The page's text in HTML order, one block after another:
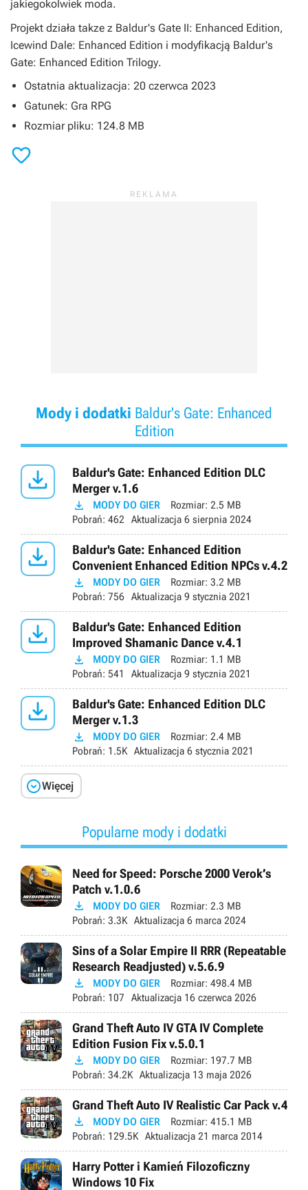
jakiegokolwiek moda.
Projekt działa takze z Baldur's Gate II: Enhanced Edition,
Icewind Dale: Enhanced Edition i modyfikacją Baldur's
Gate: Enhanced Edition Trilogy.
Ostatnia aktualizacja: 20 czerwca 2023
Gatunek: Gra RPG
Rozmiar pliku: 124.8 MB

Mody i dodatki Baldur's Gate: Enhanced
Edition

Baldur's Gate: Enhanced Edition DLC
Merger v.1.6
 MODY DO GIER Rozmiar: 2.5 MB
Pobrań: 462 Aktualizacja 6 sierpnia 2024

Baldur's Gate: Enhanced Edition
Convenient Enhanced Edition NPCs v.4.2
 MODY DO GIER Rozmiar: 3.2 MB
Pobrań: 756 Aktualizacja 9 stycznia 2021

Baldur's Gate: Enhanced Edition
Improved Shamanic Dance v.4.1
 MODY DO GIER Rozmiar: 1.1 MB
Pobrań: 541 Aktualizacja 9 stycznia 2021

Baldur's Gate: Enhanced Edition DLC
Merger v.1.3
 MODY DO GIER Rozmiar: 2.4 MB
Pobrań: 1.5K Aktualizacja 6 stycznia 2021
Więcej
Popularne mody i dodatki
Need for Speed: Porsche 2000 Verok’s
Patch v.1.0.6
 MODY DO GIER Rozmiar: 2.3 MB
Pobrań: 3.3K Aktualizacja 6 marca 2024
Sins of a Solar Empire II RRR (Repeatable
Research Readjusted) v.5.6.9
 MODY DO GIER Rozmiar: 498.4 MB
Pobrań: 107 Aktualizacja 16 czerwca 2026
Grand Theft Auto IV GTA IV Complete
Edition Fusion Fix v.5.0.1
 MODY DO GIER Rozmiar: 197.7 MB
Pobrań: 34.2K Aktualizacja 13 maja 2026
Grand Theft Auto IV Realistic Car Pack v.4
 MODY DO GIER Rozmiar: 415.1 MB
Pobrań: 129.5K Aktualizacja 21 marca 2014
Harry Potter i Kamień Filozoficzny
Windows 10 Fix